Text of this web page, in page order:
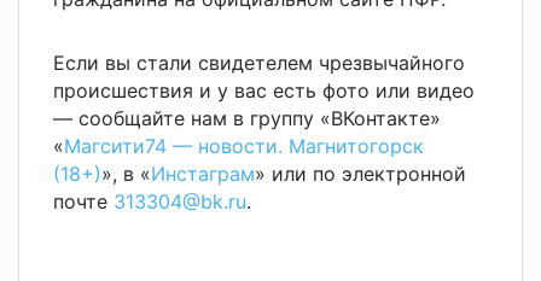
Если вы стали свидетелем чрезвычайного
происшествия и у вас есть фото или видео
— сообщайте нам в группу «ВКонтакте»
«Магсити74 — новости. Магнитогорск
(18+)», в «Инстаграм» или по электронной
почте 313304@bk.ru.